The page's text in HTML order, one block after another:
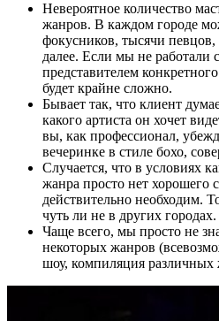
Невероятное количество
жанров. В каждом городе
фокусников, тысячи
далее. Если мы не работали
представителем
будет крайне сложно.
Бывает так, что клиент
какого артиста он хочет
вы, как профессионал,
вечеринке в стиле бохо,
Случается, что в условиях
жанра просто нет хорошего
действительно необходим.
чуть ли не в других городах.
Чаще всего, мы просто не
некоторых жанров
шоу, компиляция различных